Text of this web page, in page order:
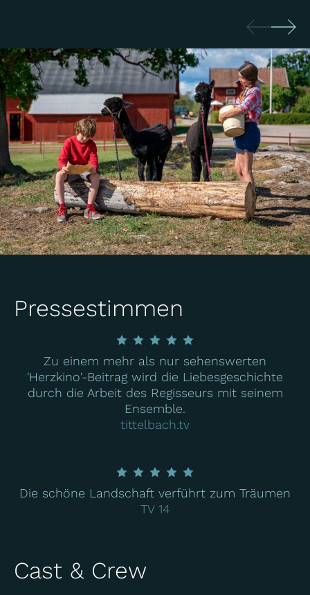
Pressestimmen
Zu einem mehr als nur sehenswerten
'Herzkino'-Beitrag wird die Liebesgeschichte
durch die Arbeit des Regisseurs mit seinem
Ensemble.
tittelbach.tv
Die schöne Landschaft verführt zum Träumen
TV 14
Cast & Crew